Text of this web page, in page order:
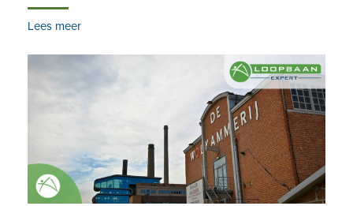
Lees meer